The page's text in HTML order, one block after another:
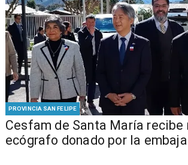
PROVINCIA SAN FELIPE
Cesfam de Santa María recibe
ecógrafo donado por la